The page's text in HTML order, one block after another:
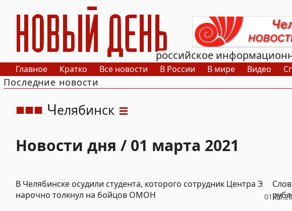
РИА Новый День
российское
Главное Кратко Все новости В России В мире Видео
Последние новости
Челябинск
Новости дня / 01 марта 2021
В Челябинске осудили студента, которого сотрудник Центра Э
нарочно толкнул на бойцов ОМОН